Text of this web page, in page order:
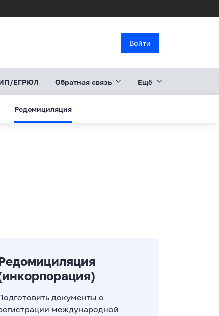
Войти
ЕГРЮЛ Обратная связь Ещё
Редомициляция
документы о
международной